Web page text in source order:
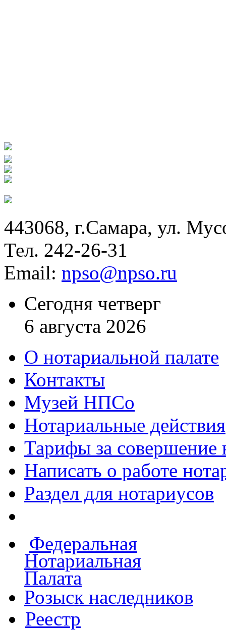
443068, г.Самара, ул.
Тел. 242-26-31
Email: npso@npso.ru
Сегодня четверг
6 августа 2026
О нотариальной палате
Контакты
Музей НПСо
Нотариальные действия
Тарифы за совершение
Написать о работе
Раздел для нотариусов
Федеральная
Нотариальная
Палата
Розыск наследников
Реестр